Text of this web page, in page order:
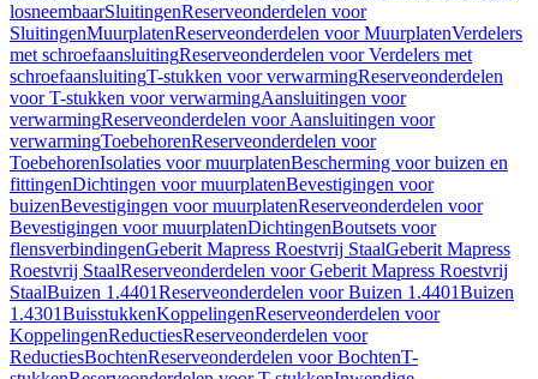
losneembaarSluitingenReserveonderdelen voor
SluitingenMuurplatenReserveonderdelen voor MuurplatenVerdelers
met schroefaansluitingReserveonderdelen voor Verdelers met
schroefaansluitingT-stukken voor verwarmingReserveonderdelen
voor T-stukken voor verwarmingAansluitingen voor
verwarmingReserveonderdelen voor Aansluitingen voor
verwarmingToebehorenReserveonderdelen voor
ToebehorenIsolaties voor muurplatenBescherming voor buizen en
fittingenDichtingen voor muurplatenBevestigingen voor
buizenBevestigingen voor muurplatenReserveonderdelen voor
Bevestigingen voor muurplatenDichtingenBoutsets voor
flensverbindingenGeberit Mapress Roestvrij StaalGeberit Mapress
Roestvrij StaalReserveonderdelen voor Geberit Mapress Roestvrij
StaalBuizen 1.4401Reserveonderdelen voor Buizen 1.4401Buizen
1.4301BuisstukkenKoppelingenReserveonderdelen voor
KoppelingenReductiesReserveonderdelen voor
ReductiesBochtenReserveonderdelen voor BochtenT-